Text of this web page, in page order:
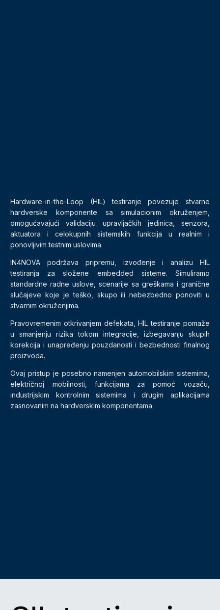
Hardware-in-the-Loop (HIL) testiranje povezuje stvarne
hardverske komponente sa simulacionim okruženjem,
omogućavajući validaciju upravljačkih jedinica, senzora,
aktuatora i celokupnih sistemskih funkcija u realnim i
ponovljivim testnim uslovima.
IN4NOVA podržava pripremu, izvođenje i analizu HIL
testiranja za složene embedded sisteme. Simuliramo
standardne radne uslove, scenarije sa greškama i granične
slučajeve koje je teško, skupo ili nebezbedno ponoviti u
stvarnim okruženjima.
Pravovremenim otkrivanjem defekata, HIL testiranje pomaže
u smanjenju rizika tokom integracije, izbegavanju skupih
korekcija i unapređenju pouzdanosti i bezbednosti finalnog
proizvoda.
Ovaj pristup je posebno namenjen automobilskim sistemima,
električnoj mobilnosti, funkcijama za pomoć vozaču,
industrijskim kontrolnim sistemima i drugim aplikacijama
zasnovanim na hardverskim komponentama.